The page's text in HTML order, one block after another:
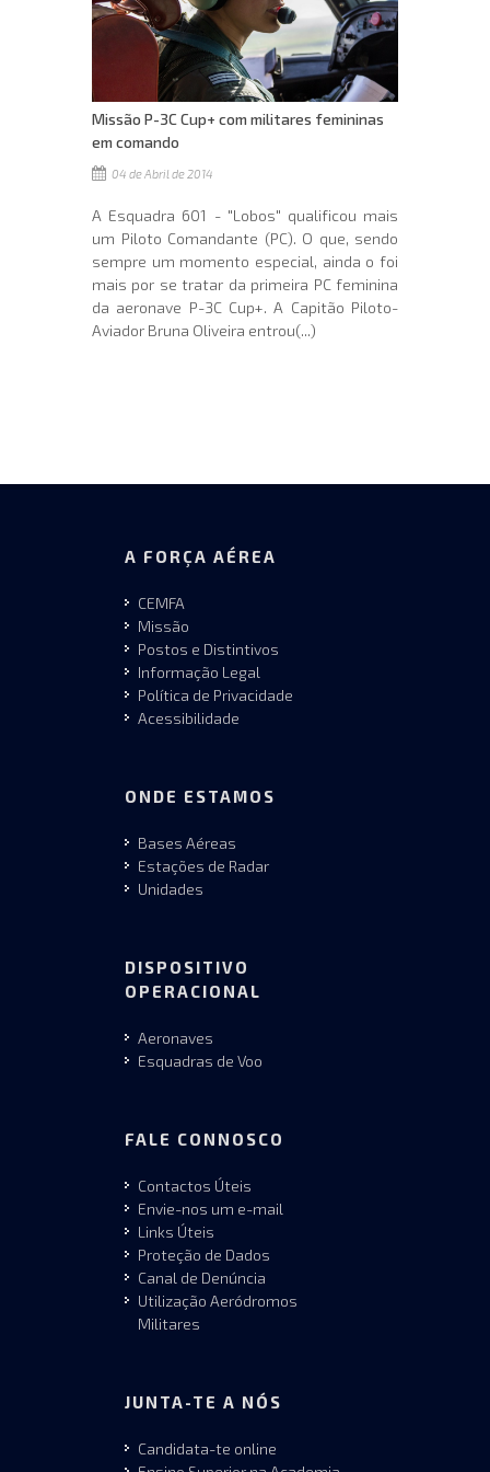
Missão P-3C Cup+ com militares femininas
em comando
04 de Abril de 2014
A Esquadra 601 - "Lobos" qualificou mais
um Piloto Comandante (PC). O que, sendo
sempre um momento especial, ainda o foi
mais por se tratar da primeira PC feminina
da aeronave P-3C Cup+. A Capitão Piloto-
Aviador Bruna Oliveira entrou(...)
A FORÇA AÉREA
CEMFA
Missão
Postos e Distintivos
Informação Legal
Política de Privacidade
Acessibilidade
ONDE ESTAMOS
Bases Aéreas
Estações de Radar
Unidades
DISPOSITIVO
OPERACIONAL
Aeronaves
Esquadras de Voo
FALE CONNOSCO
Contactos Úteis
Envie-nos um e-mail
Links Úteis
Proteção de Dados
Canal de Denúncia
Utilização Aeródromos
Militares
JUNTA-TE A NÓS
Candidata-te online